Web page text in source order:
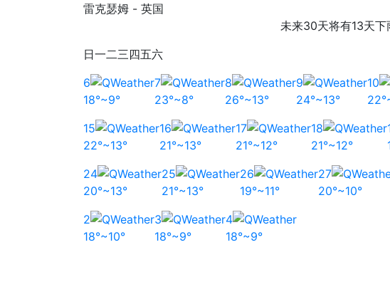
雷克瑟姆 - 英国
未来30天将有13天下
日一二三四五六
6
18°~9°
7
23°~8°
8
26°~13°
9
24°~13°
10
15
22°~13°
16
21°~13°
17
21°~12°
18
21°~12°
24
20°~13°
25
21°~13°
26
19°~11°
27
20°~10°
2
18°~10°
3
18°~9°
4
18°~9°